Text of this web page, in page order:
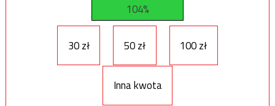
104%
30 zł 50 zł 100 zł
Inna kwota